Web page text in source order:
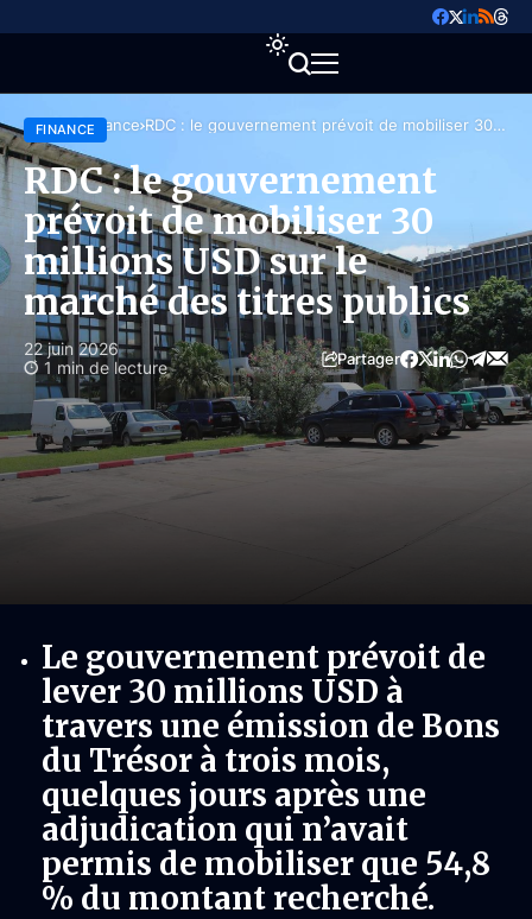
Accueil Finance RDC : le gouvernement prévoit de mobiliser 30
FINANCE
RDC : le gouvernement
prévoit de mobiliser 30
millions USD sur le
marché des titres publics
22 juin 2026
1 min de lecture
Partager
Le gouvernement prévoit de
lever 30 millions USD à
travers une émission de Bons
du Trésor à trois mois,
quelques jours après une
adjudication qui n’avait
permis de mobiliser que 54,8
% du montant recherché.